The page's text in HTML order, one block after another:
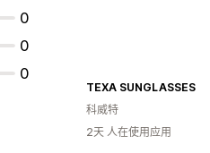
0
0
0
TEXA SUNGLASSES
科威特
2天 人在使用应用